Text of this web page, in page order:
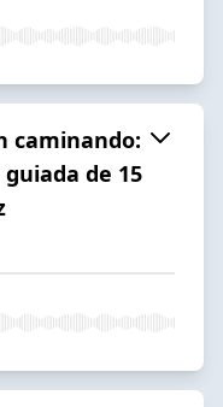
caminando:
de 15